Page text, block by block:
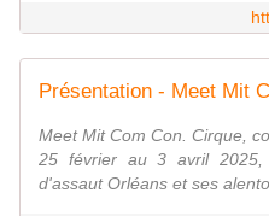
Meet Mit Com Con. Cirque,
25 février au 3 avril 2025,
d'assaut Orléans et ses